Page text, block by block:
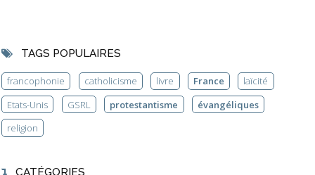
TAGS POPULAIRES
francophonie catholicisme livre France
laïcité
Etats-Unis
GSRL protestantisme
évangéliques
religion
CATÉGORIES